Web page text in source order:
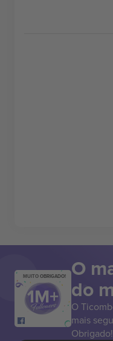
MUITO OBRIGADO! O
do
O
mais
Obrigado!